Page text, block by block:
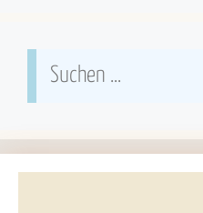
Suchen
nach: